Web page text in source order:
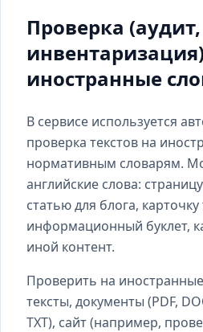
Проверка (аудит,
иностранные
В сервисе используется
проверка текстов на
нормативным словарям.
английские слова:
статью для блога, карточку
информационный буклет,
иной контент.
Проверить на
тексты, документы (PDF,
TXT), сайт (например,